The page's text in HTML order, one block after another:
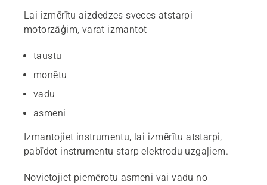
Lai izmērītu aizdedzes sveces atstarpi
motorzāģim, varat izmantot
taustu
monētu
vadu
asmeni
Izmantojiet instrumentu, lai izmērītu atstarpi,
pabīdot instrumentu starp elektrodu uzgaļiem.
Novietojiet piemērotu asmeni vai vadu no